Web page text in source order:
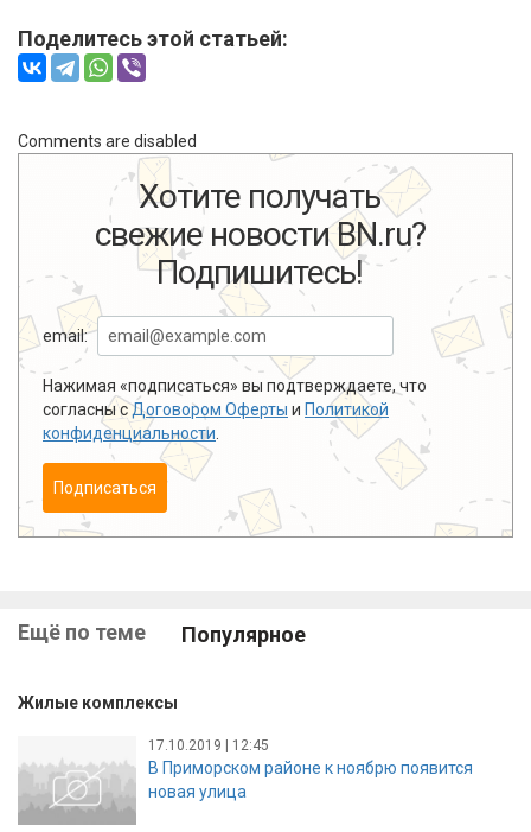
Поделитесь этой статьей:
Comments are disabled
Хотите получать
свежие новости BN.ru?
Подпишитесь!
email:
Нажимая «подписаться» вы подтверждаете, что
согласны сДоговором Оферты и Политикой
конфиденциальности.
Подписаться
Ещё по теме Популярное
Жилые комплексы
17.10.2019 | 12:45
В Приморском районе к ноябрю появится
новая улица